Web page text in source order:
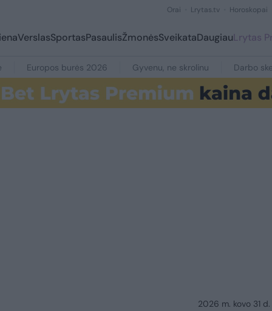
Orai Lrytas.tv Horoskopai
VerslasSportasPasaulisŽmonėsSveikataDaugiauLrytas
Europos burės 2026 Gyvenu, ne skrolinu Darbo
2026 m. kovo 31